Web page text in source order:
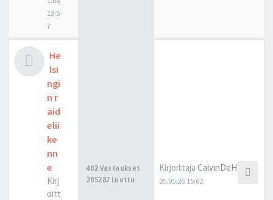
13:5
7
He
lsi
ngi
n r
aid
elii
ke
nn
e
Kirj
oitt
402 Vastaukset
205287 Luettu
Kirjoittaja CalvinDeHaan
25.05.26 15:02